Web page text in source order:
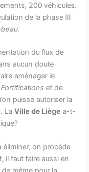
200 véhicules.
de la phase III
.
du flux de
aucun doute
aménager le
et de
puisse autoriser la
LaVille de Liège a-t-
éliminer, on procède
il faut faire aussi en